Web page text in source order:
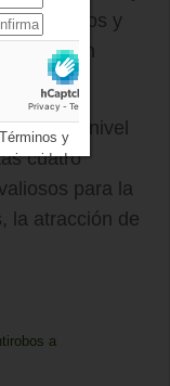
recursos y
"el nivel
cuatro
para la
la atracción de
Términos y